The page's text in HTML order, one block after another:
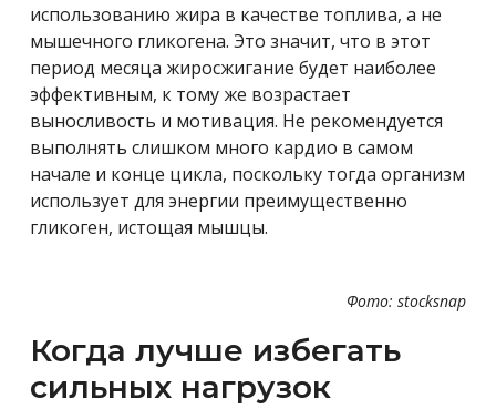
использованию жира в качестве топлива, а не
мышечного гликогена. Это значит, что в этот
период месяца жиросжигание будет наиболее
эффективным, к тому же возрастает
выносливость и мотивация. Не рекомендуется
выполнять слишком много кардио в самом
начале и конце цикла, поскольку тогда организм
использует для энергии преимущественно
гликоген, истощая мышцы.
Фото: stocksnap
Когда лучше избегать
сильных нагрузок